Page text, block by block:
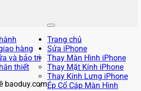
hàng
và bảo trì
thiết
baoduy.com
Trang chủ
Sửa iPhone
Thay Màn Hình iPhone
Thay Mặt Kính iPhone
Thay Kính Lưng iPhone
Ép Cổ Cáp Màn Hình